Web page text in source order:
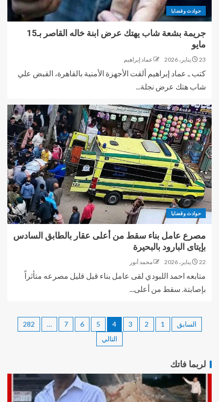
حوادث وقضايا
جريمة بشعة شاب يهتك عرض ابنة خاله القاصر بـ15
مايو
23 يناير، 2026 عماد إبراهيم
كتب ـ عماد إبراهيم ألقت الأجهزة الأمنية بالقاهرة، القبض علي
شاب هتك عرض نجلة...
حوادث وقضايا
مصرع عامل بناء سقط من أعلى عقار بالطابق السادس
بإيتاى البارود بالبحيرة
22 يناير، 2026 محمد أنور
متابعه احمد اللبودي لقى عامل بناء قبل قليل مصرعه متأثراً
بإصابتة. سقط من أعلى...
السابق 1
2
3
4
5
6
7
…
282
التالي
لربما فاتك